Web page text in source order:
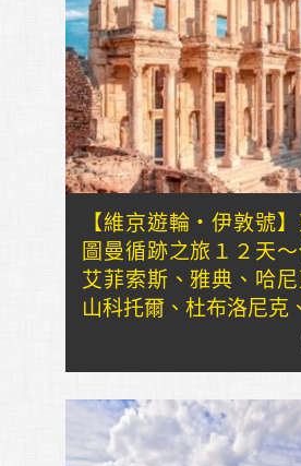
【維京遊輪・伊敦號
圖曼循跡之旅１２天～
艾菲索斯、雅典、哈
山科托爾、杜布洛尼克